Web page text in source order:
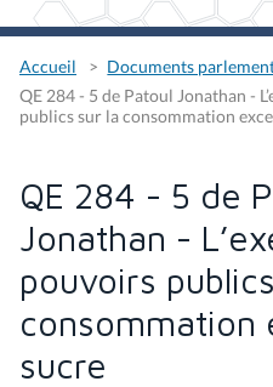
Accueil
Documents
QE 284 - 5 de Patoul Jonathan -
publics sur la consommation
QE 284 - 5 de
Jonathan -
pouvoirs
consommation
sucre